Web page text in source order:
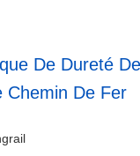
De Dureté
Chemin De Fer